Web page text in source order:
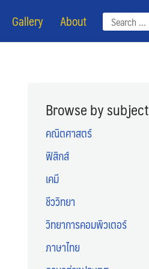
Search
for:
Gallery About
Browse by subject
คณิตศาสตร์
ฟิสิกส์
เคมี
ชีววิทยา
วิทยาการคอมพิวเตอร์
ภาษาไทย